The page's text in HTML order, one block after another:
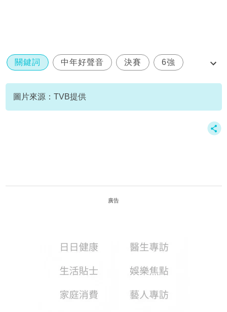
關鍵詞 中年好聲音 決賽 6強
登峯之戰
圖片來源：TVB提供
廣告